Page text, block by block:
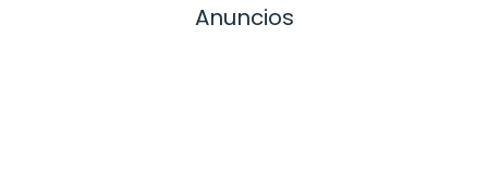
Anuncios